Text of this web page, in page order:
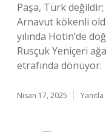
Paşa, Türk değildir;
Arnavut kökenli
yılında Hotin’de
Rusçuk Yeniçeri
etrafında dönüyor.
Nisan 17, 2025 Yanıtla